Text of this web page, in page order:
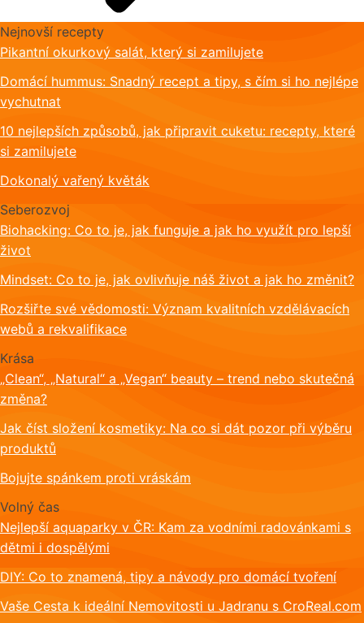
Nejnovší recepty
Pikantní okurkový salát, který si zamilujete
Domácí hummus: Snadný recept a tipy, s čím si ho nejlépe
vychutnat
10 nejlepších způsobů, jak připravit cuketu: recepty, které
si zamilujete
Dokonalý vařený květák
Seberozvoj
Biohacking: Co to je, jak funguje a jak ho využít pro lepší
život
Mindset: Co to je, jak ovlivňuje náš život a jak ho změnit?
Rozšiřte své vědomosti: Význam kvalitních vzdělávacích
webů a rekvalifikace
Krása
„Clean“, „Natural“ a „Vegan“ beauty – trend nebo skutečná
změna?
Jak číst složení kosmetiky: Na co si dát pozor při výběru
produktů
Bojujte spánkem proti vráskám
Volný čas
Nejlepší aquaparky v ČR: Kam za vodními radovánkami s
dětmi i dospělými
DIY: Co to znamená, tipy a návody pro domácí tvoření
Vaše Cesta k ideální Nemovitosti u Jadranu s CroReal.com